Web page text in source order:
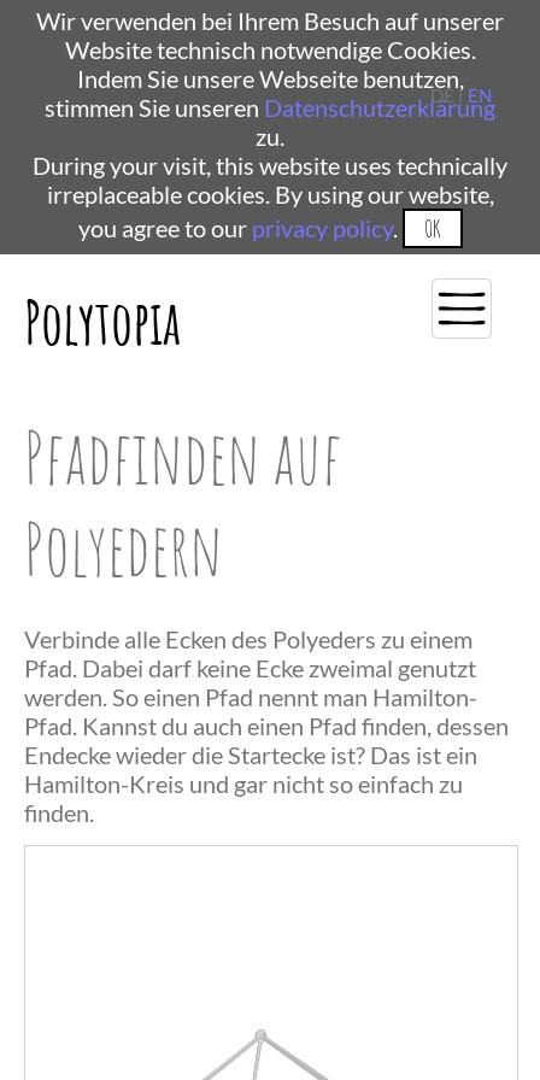
Wir verwenden bei Ihrem Besuch auf unserer
Website technisch notwendige Cookies.
Indem Sie unsere Webseite benutzen,
stimmen Sie unseren Datenschutzerklärung
zu.
During your visit, this website uses technically
irreplaceable cookies. By using our website,
you agree to our privacy policy. OK
Polytopia
DE | EN
Pfadfinden auf
Polyedern
Verbinde alle Ecken des Polyeders zu einem
Pfad. Dabei darf keine Ecke zweimal genutzt
werden. So einen Pfad nennt man Hamilton-
Pfad. Kannst du auch einen Pfad finden, dessen
Endecke wieder die Startecke ist? Das ist ein
Hamilton-Kreis und gar nicht so einfach zu
finden.
Glückwunsch,
Herzlichen
Glückwunsch,